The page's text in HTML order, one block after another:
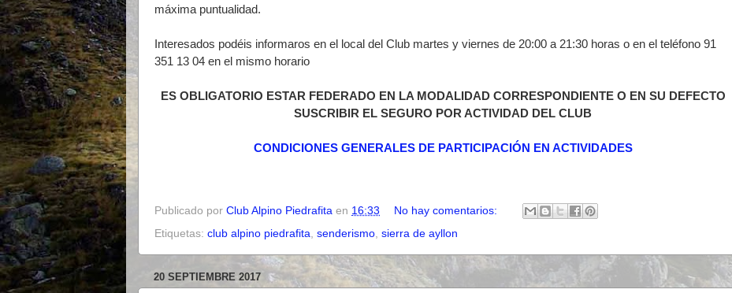
máxima puntualidad.
Interesados podéis informaros en el local del Club martes y viernes de 20:00 a 21:30 horas o en el teléfono 91
351 13 04 en el mismo horario
ES OBLIGATORIO ESTAR FEDERADO EN LA MODALIDAD CORRESPONDIENTE O EN SU DEFECTO
SUSCRIBIR EL SEGURO POR ACTIVIDAD DEL CLUB
CONDICIONES GENERALES DE PARTICIPACIÓN EN ACTIVIDADES
Publicado por Club Alpino Piedrafita en 16:33
No hay comentarios:
Etiquetas: club alpino piedrafita senderismo sierra de ayllon
20 SEPTIEMBRE 2017